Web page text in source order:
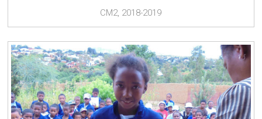
CM2, 2018-2019